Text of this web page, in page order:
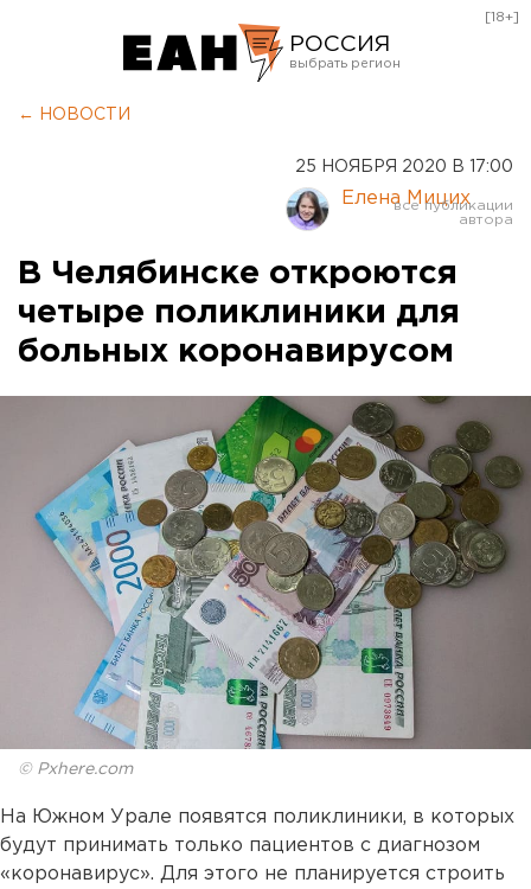
РОССИЯ
Курган
Оренбург
[18+]
← НОВОСТИ
25 НОЯБРЯ 2020 В 17:00
Елена Мицих
В Челябинске откроются
четыре поликлиники для
больных коронавирусом
© Pxhere.com
На Южном Урале появятся поликлиники, в которых
будут принимать только пациентов с диагнозом
«коронавирус». Для этого не планируется строить